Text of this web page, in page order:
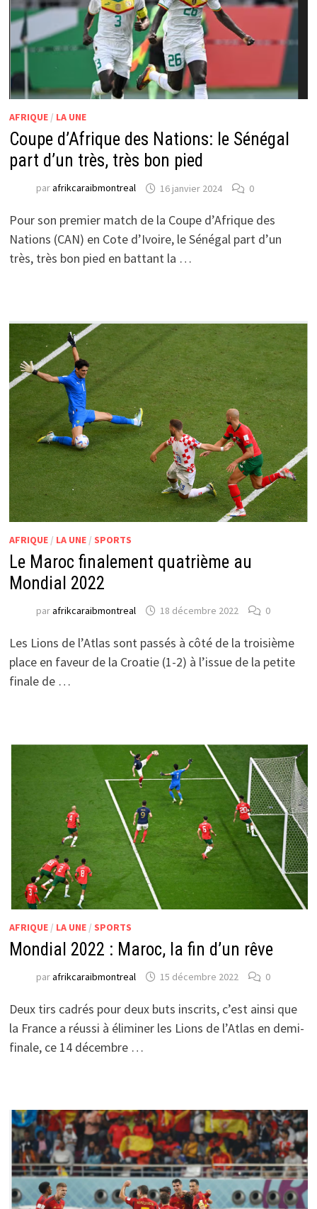
AFRIQUE/ LA UNE
Coupe d’Afrique des Nations: le Sénégal
part d’un très, très bon pied
parafrikcaraibmontreal 16 janvier 2024 0
Pour son premier match de la Coupe d’Afrique des
Nations (CAN) en Cote d’Ivoire, le Sénégal part d’un
très, très bon pied en battant la …
AFRIQUE/ LA UNE/ SPORTS
Le Maroc finalement quatrième au
Mondial 2022
parafrikcaraibmontreal 18 décembre 2022 0
Les Lions de l’Atlas sont passés à côté de la troisième
place en faveur de la Croatie (1-2) à l’issue de la petite
finale de …
AFRIQUE/ LA UNE/ SPORTS
Mondial 2022 : Maroc, la fin d’un rêve
parafrikcaraibmontreal 15 décembre 2022 0
Deux tirs cadrés pour deux buts inscrits, c’est ainsi que
la France a réussi à éliminer les Lions de l’Atlas en demi-
finale, ce 14 décembre …